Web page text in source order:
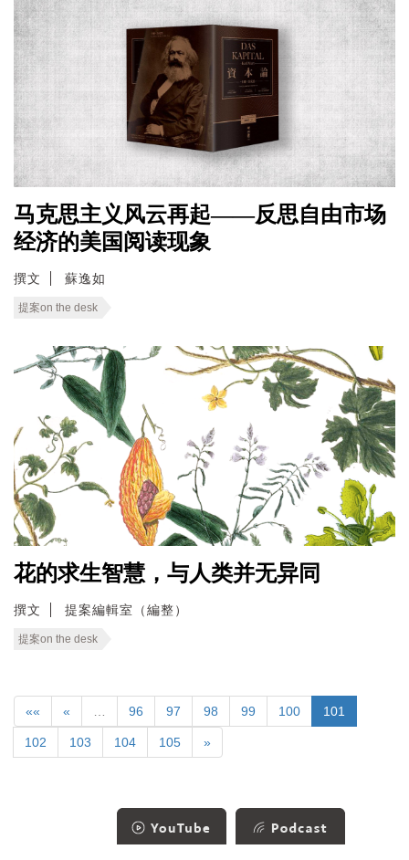
马克思主义风云再起——反思自由市场
经济的美国阅读现象
撰文 蘇逸如
提案on the desk
花的求生智慧，与人类并无异同
撰文 提案編輯室（編整）
提案on the desk
«« « 96 97 98 99 100 101
102 103 104 105 »